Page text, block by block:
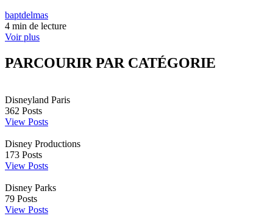
baptdelmas
4 min de lecture
Voir plus
PARCOURIR PAR CATÉGORIE
Disneyland Paris
362 Posts
View Posts
Disney Productions
173 Posts
View Posts
Disney Parks
79 Posts
View Posts